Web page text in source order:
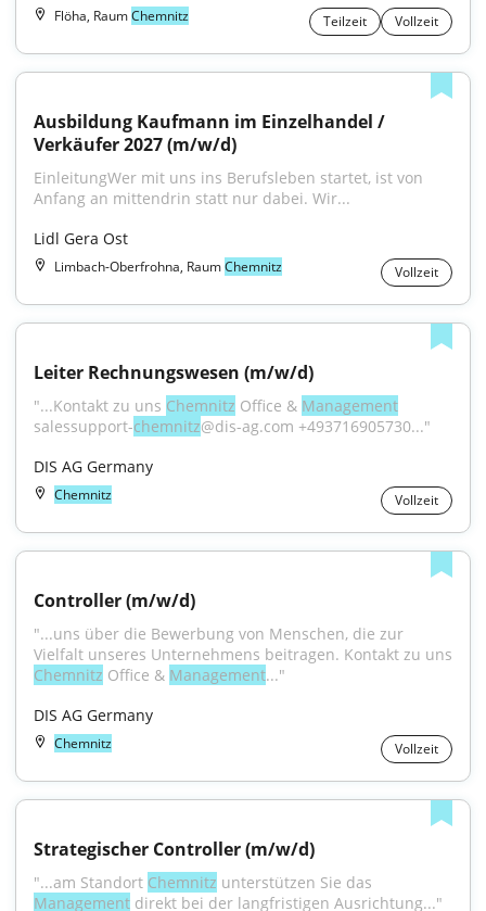
Flöha, RaumChemnitz Teilzeit Vollzeit
Ausbildung Kaufmann im Einzelhandel /
Verkäufer 2027 (m/w/d)
EinleitungWer mit uns ins Berufsleben startet, ist von
Anfang an mittendrin statt nur dabei. Wir...
Lidl Gera Ost
Limbach-Oberfrohna, RaumChemnitz Vollzeit
Leiter Rechnungswesen (m/w/d)
"...Kontakt zu uns Chemnitz Office & Management
salessupport-chemnitz@dis-ag.com +493716905730..."
DIS AG Germany
Chemnitz Vollzeit
Controller (m/w/d)
"...uns über die Bewerbung von Menschen, die zur
Chemnitz Office & Management..."
DIS AG Germany
Chemnitz Vollzeit
Strategischer Controller (m/w/d)
"...am Standort Chemnitz
Management direkt bei der langfristigen Ausrichtung..."